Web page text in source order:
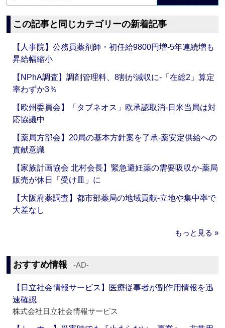
この記事と同じカテゴリーの新着記事
【人事院】公務員薬剤師・初任給9800円増‐5年連続増も
昇給幅縮小
【NPhA調査】調剤管理料、8割が減収に‐「在総2」算定
率わずか3％
【欧州委員会】「タブネオス」欧承認取消‐日米当局は対
応協議中
【薬局方部会】20局の基本方針案を了承‐薬安定供給への
貢献意識
【家族計画協会 北村会長】緊急避妊薬の需要吸収か‐薬局
販売が休日「受け皿」に
【大阪府薬調査】都市部薬局の地域貢献‐立地や集中率で
大差なし
もっと見る »
おすすめ情報 ‐AD‐
【日立社会情報サービス】医療従事者が副作用情報を迅
速確認
株式会社日立社会情報サービス